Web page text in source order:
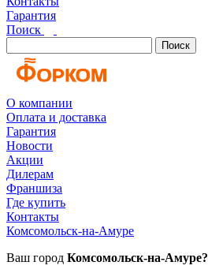
Гарантия
Поиск
Поиск
О компании
Оплата и доставка
Гарантия
Новости
Акции
Дилерам
Франшиза
Где купить
Контакты
Комсомольск-на-Амуре
Ваш город Комсомольск-на-Амуре?